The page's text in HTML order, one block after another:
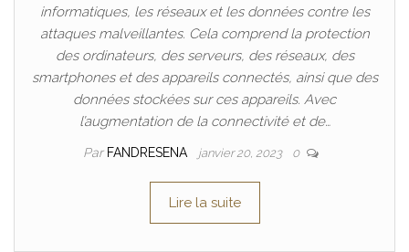
informatiques, les réseaux et les données contre les
attaques malveillantes. Cela comprend la protection
des ordinateurs, des serveurs, des réseaux, des
smartphones et des appareils connectés, ainsi que des
données stockées sur ces appareils. Avec
l’augmentation de la connectivité et de…
Par FANDRESENA janvier 20, 2023 0
Lire la suite